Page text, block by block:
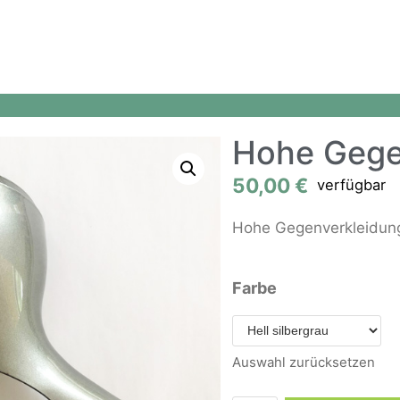
Hohe
50,00€ verfügbar
Hohe
Farbe
Auswahl zurücksetzen